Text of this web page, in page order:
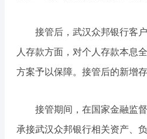
接管后，武汉众邦银行客
人存款方面，对个人存款本息
方案予以保障。接管后的新增
接管期间，在国家金融监
承接武汉众邦银行相关资产、